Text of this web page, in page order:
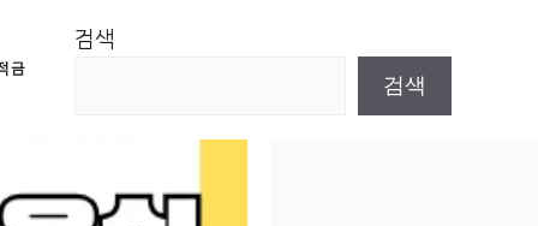
금
검색
검색